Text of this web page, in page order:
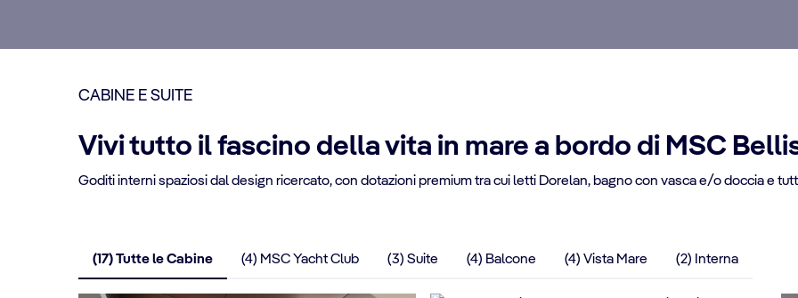
CABINE E SUITE
Vivi tutto il fascino della vita in mare a bordo di MSC
Goditi interni spaziosi dal design ricercato, con dotazioni premium tra cui letti Dorelan, bagno con vasca e/o doccia e
(17) Tutte le Cabine (4) MSC Yacht Club (3) Suite (4) Balcone (4) Vista Mare (2) Interna